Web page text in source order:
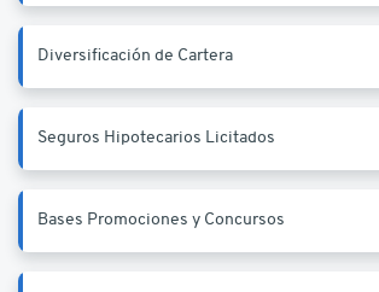
Diversificación de Cartera
Seguros Hipotecarios Licitados
Bases Promociones y Concursos